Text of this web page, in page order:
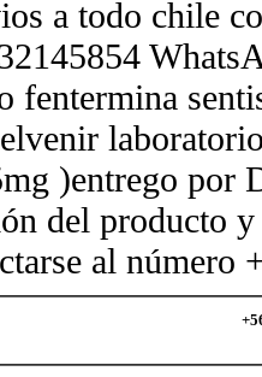
a todo chile
fentermina
)entrego por
del producto
al número